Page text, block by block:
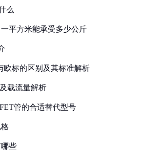
么
平方米能承受多少公斤
欧标的区别及其标准解析
载流量解析
管的合适替代型号
些